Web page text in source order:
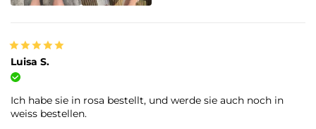
Luisa S.
Ich habe sie in rosa bestellt, und werde sie auch noch in
weiss bestellen.